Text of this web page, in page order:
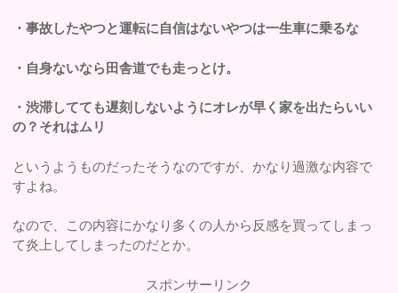
・事故したやつと運転に自信はないやつは一生車に乗るな
・自身ないなら田舎道でも走っとけ。
・渋滞してても遅刻しないようにオレが早く家を出たらいい
の？それはムリ
というようものだったそうなのですが、かなり過激な内容で
すよね。
なので、この内容にかなり多くの人から反感を買ってしまっ
て炎上してしまったのだとか。
スポンサーリンク